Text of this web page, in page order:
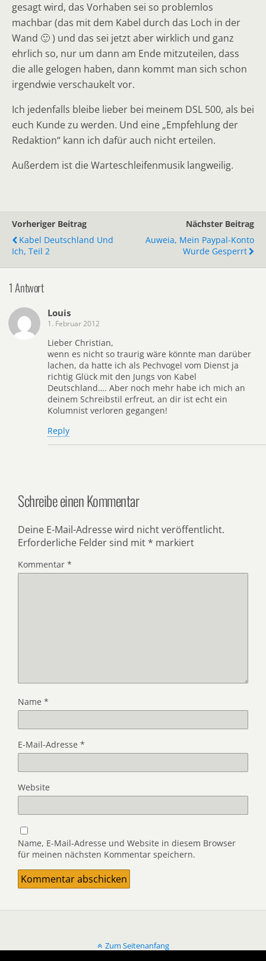
gesagt wird, das Vorhaben sei so problemlos
machbar (das mit dem Kabel durch das Loch in der
Wand 🙂 ) und das sei jetzt aber wirklich und ganz
ehrlich so, nur um dann am Ende mitzuteilen, dass
die alle gelogen haben, dann kommt man sich schon
irgendwie verschaukelt vor.
Ich jedenfalls bleibe lieber bei meinem DSL 500, als bei
euch Kunde zu werden. Und eine „Empfehlung der
Redaktion“ kann ich dafür auch nicht erteilen.
Außerdem ist die Warteschleifenmusik langweilig.
Vorheriger Beitrag
Kabel Deutschland Und
Ich, Teil 2
Nächster Beitrag
Auweia, Mein Paypal-Konto
Wurde Gesperrt
1 Antwort
Louis
1. Februar 2012
Lieber Christian,
wenn es nicht so traurig wäre könnte man darüber
lachen, da hatte ich als Pechvogel vom Dienst ja
richtig Glück mit den Jungs von Kabel
Deutschland…. Aber noch mehr habe ich mich an
deinem Schreibstil erfreut, an dir ist echt ein
Kolumnist verloren gegangen!
Reply
Schreibe einen Kommentar
Deine E-Mail-Adresse wird nicht veröffentlicht.
Erforderliche Felder sind mit * markiert
Kommentar *
Name *
E-Mail-Adresse *
Website
Name, E-Mail-Adresse und Website in diesem Browser
für meinen nächsten Kommentar speichern.
Zum Seitenanfang